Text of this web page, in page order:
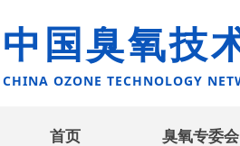
中国臭氧技
CHINA OZONE TECHNOLOGY
首页 臭氧专委会